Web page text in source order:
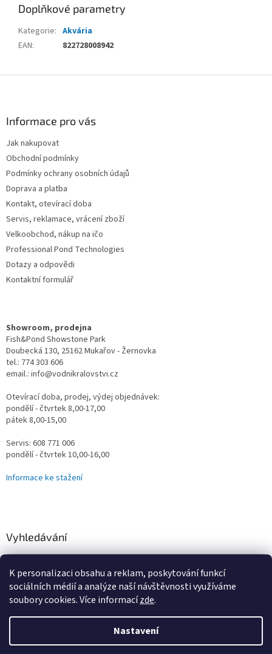
K personalizaci obsahu a reklam, poskytování funkcí
sociálních médií a analýze naší návštěvnosti využíváme
soubory cookies. Více informacízde.
Nastavení
Omlouváme se za určité komplikace s naším e-shopem, vzniklé
Doplňkové parametry
Kategorie: Akvária
EAN: 822728008942
Informace pro vás
Jak nakupovat
Obchodní podmínky
Podmínky ochrany osobních údajů
Doprava a platba
Kontakt, otevírací doba
Servis, reklamace, vrácení zboží
Velkoobchod, nákup na ičo
Professional Pond Technologies
Dotazy a odpovědi
Kontaktní formulář
Showroom, prodejna
Fish&Pond Showstone Park
Doubecká 130, 25162 Mukařov - Žernovka
tel.: 774 303 606
email.: info@vodnikralovstvi.cz
Otevírací doba, prodej, výdej objednávek:
pondělí - čtvrtek 8,00-17,00
pátek 8,00-15,00
Servis: 608 771 006
pondělí - čtvrtek 10,00-16,00
Informace ke stažení
Vyhledávání
HLEDAT